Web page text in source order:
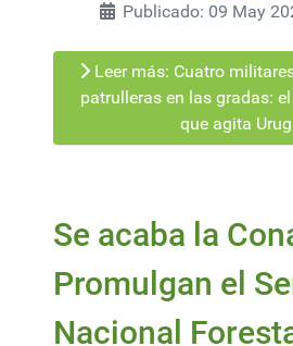
Publicado: 09 May
Leer más: Cuatro
patrulleras en las gradas:
que agita
Se acaba la
Promulgan el
Nacional